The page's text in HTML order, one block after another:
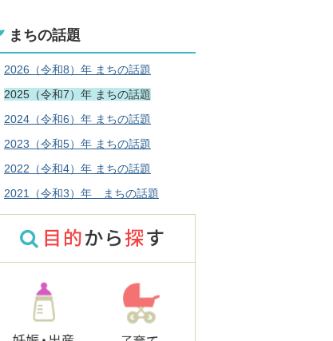
まちの話題
2026（令和8）年 まちの話題
2025（令和7）年 まちの話題
2024（令和6）年 まちの話題
2023（令和5）年 まちの話題
2022（令和4）年 まちの話題
2021（令和3）年 まちの話題